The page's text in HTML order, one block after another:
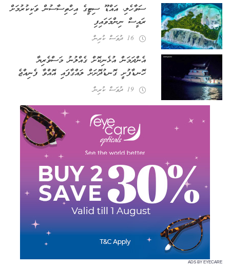
ސަވާހެލި، އައްޑޫ ސިޓީގެ އިހްތިސާސުން ވަކިކުރުމަށް
ރައީސް ނިންމަވައިފި
16 ދުވަސް ކުރިން
އެންދަމަން އުޅެނިކޮށް ގެއްލުނު މަސްވެރިޔާ
ހޮނޑާފުށީ ގޮނޑުދޮށަށް ލައްގާފައި އޮއްވާ ފެނިއްޖެ
19 ދުވަސް ކުރިން
ADS BY EYECARE